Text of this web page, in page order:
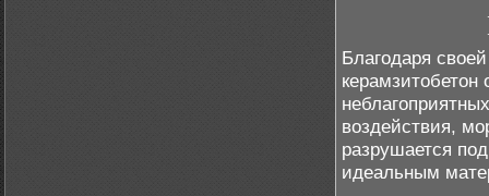
Благодаря
воздействия,
разрушается
идеальным